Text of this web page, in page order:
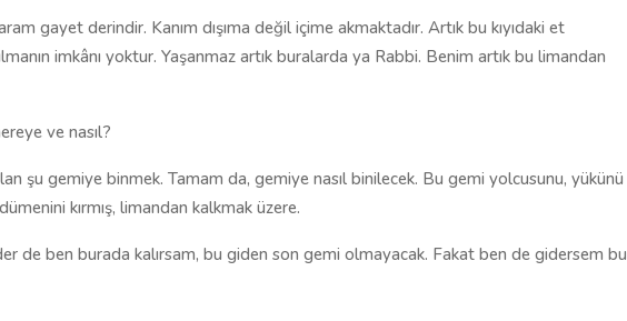
gayet derindir. Kanım dışıma değil içime akmaktadır. Artık bu kıyıdaki et
imkânı yoktur. Yaşanmaz artık buralarda ya Rabbi. Benim artık bu limandan
ve nasıl?
şu gemiye binmek. Tamam da, gemiye nasıl binilecek. Bu gemi yolcusunu, yükünü
kırmış, limandan kalkmak üzere.
de ben burada kalırsam, bu giden son gemi olmayacak. Fakat ben de gidersem bu